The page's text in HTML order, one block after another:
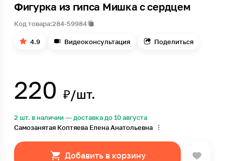
Фигурка из гипса Мишка с сердцем
Код товара:284-59984
4.9 Видеоконсультация Поделиться
220 ₽/шт.
2 шт. в наличии — доставка до 10 августа
Самозанятая Коптяева Елена Анатольевна
Добавить в корзину